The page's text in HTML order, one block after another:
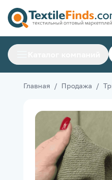
Главная / Продажа /